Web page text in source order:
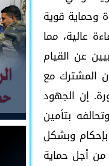
وحماية قوية
عالية، مما
عن القيام
المشترك مع
إن الجهود
بتأمين
بإحكام وبشكل
من أجل حماية